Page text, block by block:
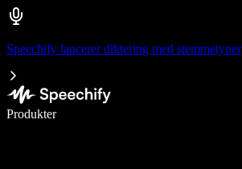
Speechify lancerer diktering med stemmetyper
Produkter
Skriv 5× hurtigere med stemmeskrivning